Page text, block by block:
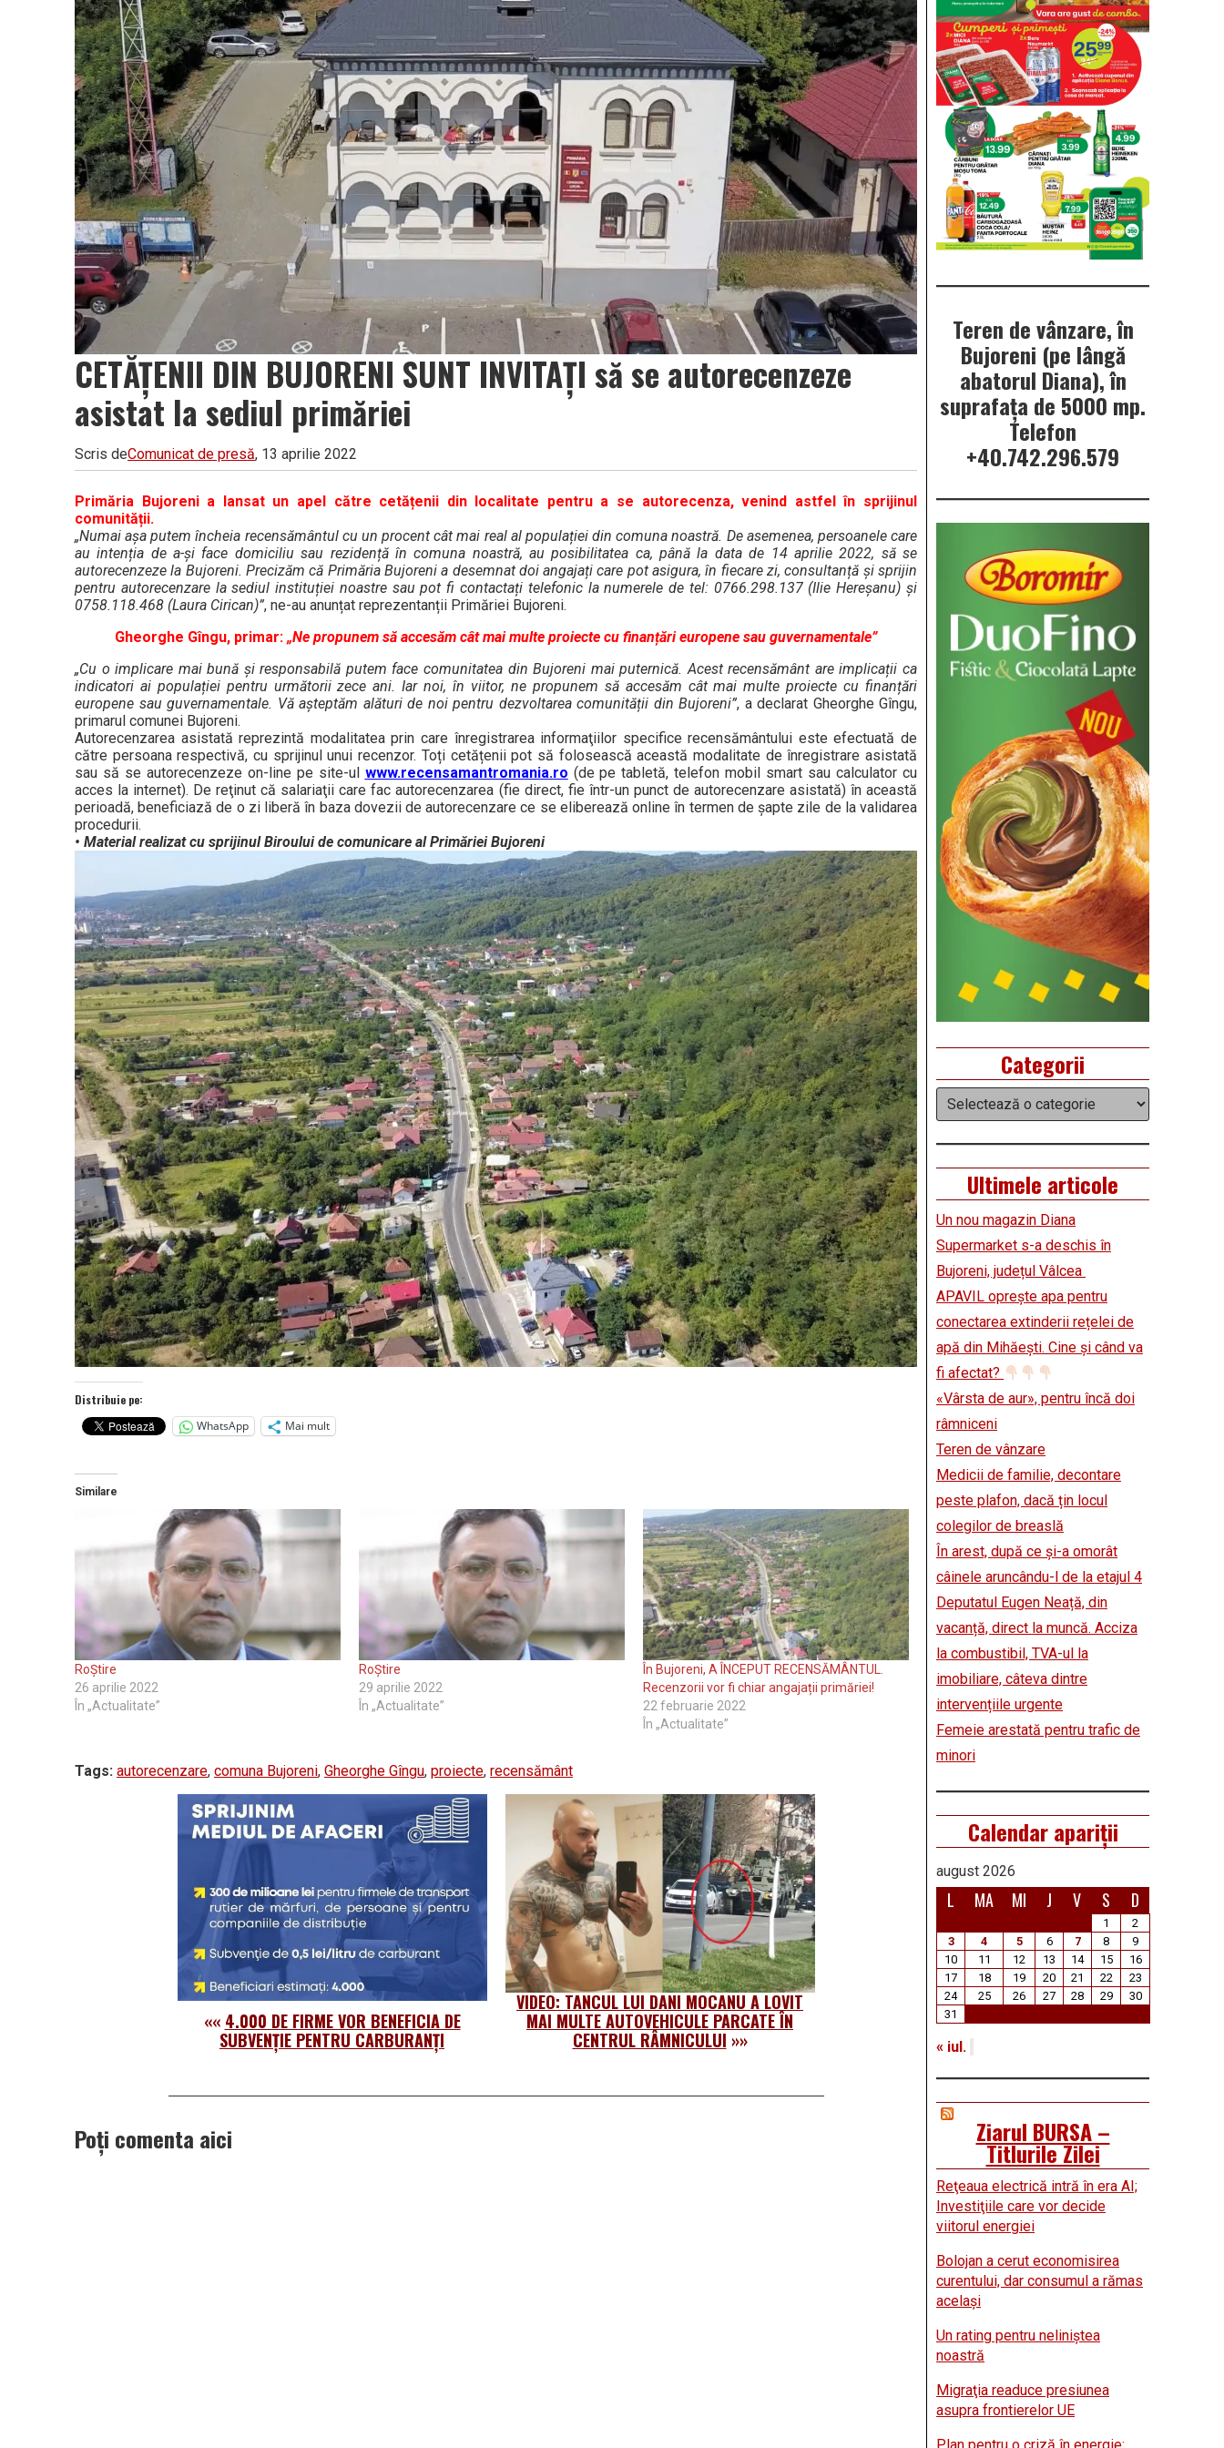
CETĂȚENII DIN BUJORENI SUNT INVITAȚI să se autorecenzeze
asistat la sediul primăriei
Scris deComunicat de presă, 13 aprilie 2022
Primăria Bujoreni a lansat un apel către cetățenii din localitate pentru a se autorecenza, venind astfel în sprijinul
comunității.
„Numai așa putem încheia recensământul cu un procent cât mai real al populației din comuna noastră. De asemenea, persoanele care
au intenția de a-și face domiciliu sau rezidență în comuna noastră, au posibilitatea ca, până la data de 14 aprilie 2022, să se
autorecenzeze la Bujoreni. Precizăm că Primăria Bujoreni a desemnat doi angajați care pot asigura, în fiecare zi, consultanță și sprijin
pentru autorecenzare la sediul instituției noastre sau pot fi contactați telefonic la numerele de tel: 0766.298.137 (Ilie Hereșanu) și
0758.118.468 (Laura Cirican)”, ne-au anunțat reprezentanții Primăriei Bujoreni.
Gheorghe Gîngu, primar: „Ne propunem să accesăm cât mai multe proiecte cu finanțări europene sau guvernamentale”
„Cu o implicare mai bună și responsabilă putem face comunitatea din Bujoreni mai puternică. Acest recensământ are implicații ca
indicatori ai populației pentru următorii zece ani. Iar noi, în viitor, ne propunem să accesăm cât mai multe proiecte cu finanțări
europene sau guvernamentale. Vă așteptăm alături de noi pentru dezvoltarea comunității din Bujoreni”, a declarat Gheorghe Gîngu,
primarul comunei Bujoreni.
Autorecenzarea asistată reprezintă modalitatea prin care înregistrarea informaţiilor specifice recensământului este efectuată de
către persoana respectivă, cu sprijinul unui recenzor. Toți cetățenii pot să folosească această modalitate de înregistrare asistată
sau să se autorecenzeze on-line pe site-ul www.recensamantromania.ro (de pe tabletă, telefon mobil smart sau calculator cu
acces la internet). De reţinut că salariaţii care fac autorecenzarea (fie direct, fie într-un punct de autorecenzare asistată) în această
perioadă, beneficiază de o zi liberă în baza dovezii de autorecenzare ce se eliberează online în termen de şapte zile de la validarea
procedurii.
• Material realizat cu sprijinul Biroului de comunicare al Primăriei Bujoreni
Distribuie pe:
WhatsApp
Mai mult
Similare
RoȘtire
26 aprilie 2022
În „Actualitate”
RoȘtire
29 aprilie 2022
În „Actualitate”
În Bujoreni, A ÎNCEPUT RECENSĂMÂNTUL.
Recenzorii vor fi chiar angajații primăriei!
22 februarie 2022
În „Actualitate”
Tags: autorecenzare, comuna Bujoreni, Gheorghe Gîngu, proiecte, recensământ
«« 4.000 DE FIRME VOR BENEFICIA DE
SUBVENȚIE PENTRU CARBURANȚI
VIDEO: TANCUL LUI DANI MOCANU A LOVIT
MAI MULTE AUTOVEHICULE PARCATE ÎN
CENTRUL RÂMNICULUI »»
Poți comenta aici
Teren de vânzare, în
Bujoreni (pe lângă
abatorul Diana), în
suprafața de 5000 mp.
Telefon
+40.742.296.579
Categorii
Categorii
Ultimele articole
Un nou magazin Diana
Supermarket s-a deschis în
Bujoreni, județul Vâlcea
APAVIL oprește apa pentru
conectarea extinderii rețelei de
apă din Mihăești. Cine și când va
fi afectat?
«Vârsta de aur», pentru încă doi
râmniceni
Teren de vânzare
Medicii de familie, decontare
peste plafon, dacă țin locul
colegilor de breaslă
În arest, după ce și-a omorât
câinele aruncându-l de la etajul 4
Deputatul Eugen Neață, din
vacanță, direct la muncă. Acciza
la combustibil, TVA-ul la
imobiliare, câteva dintre
intervențiile urgente
Femeie arestată pentru trafic de
minori
Calendar apariții
august 2026
L MA MI J V S D
1
2
3
4 5 6 7 8
9
10
11 12 13 14 15
16
17
18 19 20 21 22
23
24
25 26 27 28 29
30
31
« iul.
Ziarul BURSA –
Titlurile Zilei
Reţeaua electrică intră în era AI;
Investiţiile care vor decide
viitorul energiei
Bolojan a cerut economisirea
curentului, dar consumul a rămas
acelaşi
Un rating pentru neliniştea
noastră
Migraţia readuce presiunea
asupra frontierelor UE